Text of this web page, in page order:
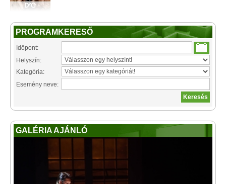
PROGRAMKERESŐ
Időpont:
Helyszín:
Kategória:
Esemény neve:
GALÉRIA AJÁNLÓ